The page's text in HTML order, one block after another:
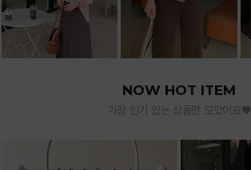
NOW HOT ITEM
가장 인기 있는 상품만 모았어요♥